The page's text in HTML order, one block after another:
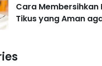
Cara Membersihkan
Tikus yang Aman